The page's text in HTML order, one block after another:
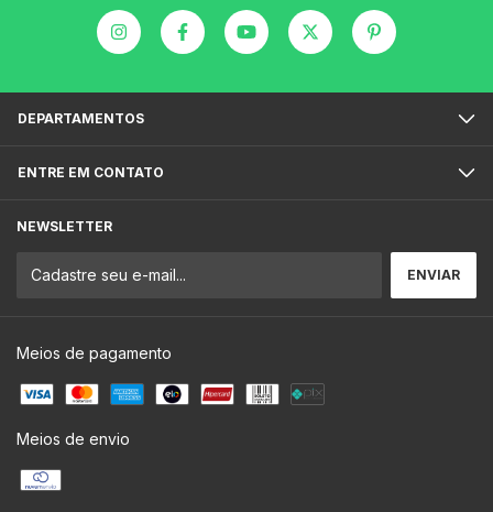
DEPARTAMENTOS
ENTRE EM CONTATO
NEWSLETTER
Meios de pagamento
Meios de envio